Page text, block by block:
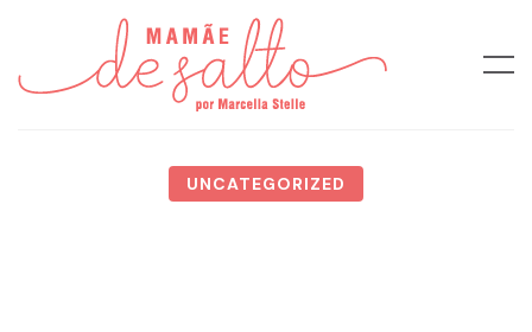
UNCATEGORIZED